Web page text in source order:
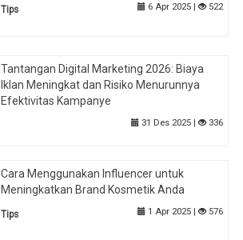
Tips 6 Apr 2025 | 522
Tantangan Digital Marketing 2026: Biaya
Iklan Meningkat dan Risiko Menurunnya
Efektivitas Kampanye
31 Des 2025 | 336
Cara Menggunakan Influencer untuk
Meningkatkan Brand Kosmetik Anda
Tips 1 Apr 2025 | 576